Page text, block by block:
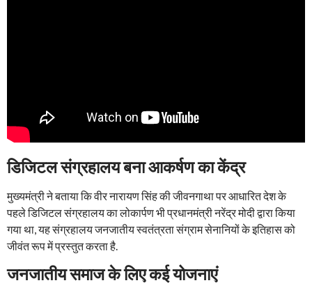
डिजिटल संग्रहालय बना आकर्षण का केंद्र
मुख्यमंत्री ने बताया कि वीर नारायण सिंह की जीवनगाथा पर आधारित देश के
पहले डिजिटल संग्रहालय का लोकार्पण भी प्रधानमंत्री नरेंद्र मोदी द्वारा किया
गया था, यह संग्रहालय जनजातीय स्वतंत्रता संग्राम सेनानियों के इतिहास को
जीवंत रूप में प्रस्तुत करता है.
जनजातीय समाज के लिए कई योजनाएं